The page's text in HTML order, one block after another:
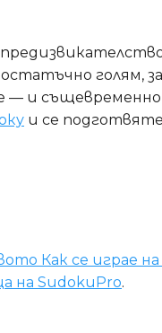
голям,
— и
и се
Как се играе
на SudokuPro.